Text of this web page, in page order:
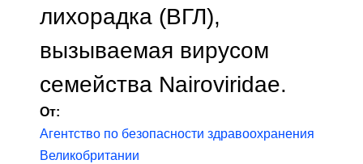
лихорадка (ВГЛ),
вызываемая вирусом
семейства Nairoviridae.
От:
Агентство по безопасности здравоохранения
Великобритании